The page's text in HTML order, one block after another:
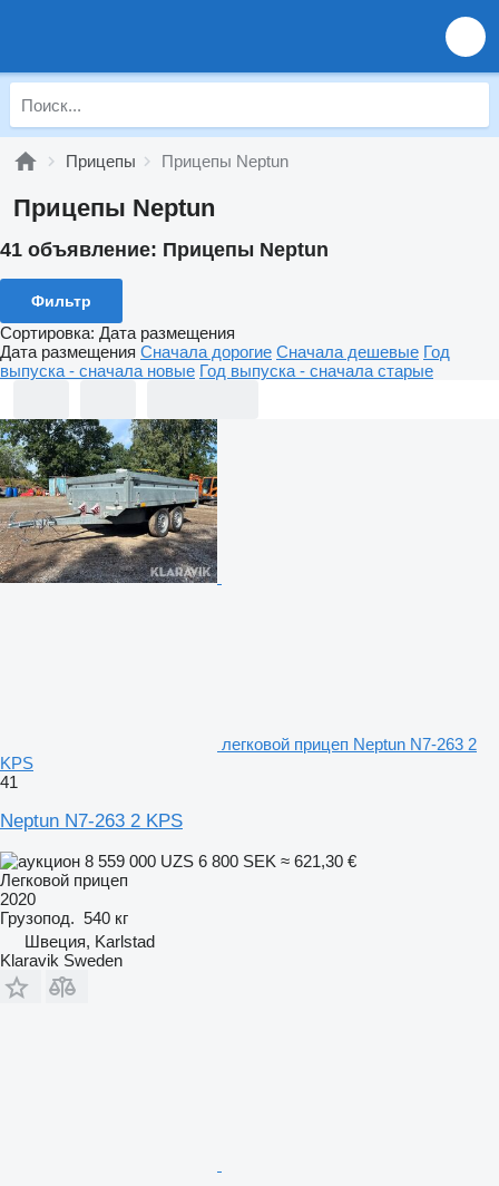
Прицепы Прицепы Neptun
Прицепы Neptun
41 объявление: Прицепы Neptun
Фильтр
Сортировка: Дата размещения
Дата размещения Сначала дорогие Сначала дешевые Год
выпуска - сначала новые Год выпуска - сначала старые
легковой прицеп Neptun N7-263 2
KPS
41
Neptun N7-263 2 KPS
8 559 000 UZS 6 800 SEK ≈ 621,30 €
Легковой прицеп
2020
Грузопод. 540 кг
Швеция, Karlstad
Klaravik Sweden